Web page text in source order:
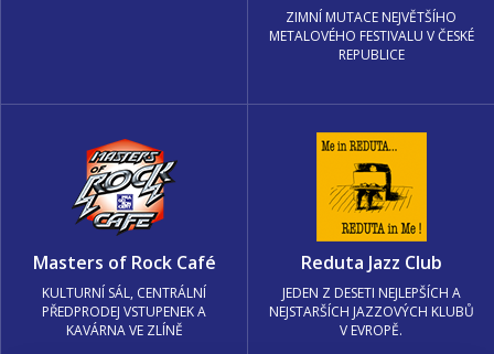
ZIMNÍ MUTACE NEJVĚTŠÍHO
METALOVÉHO FESTIVALU V ČESKÉ
REPUBLICE
Masters of Rock Café
KULTURNÍ SÁL, CENTRÁLNÍ
PŘEDPRODEJ VSTUPENEK A
KAVÁRNA VE ZLÍNĚ
Reduta Jazz Club
JEDEN Z DESETI NEJLEPŠÍCH A
NEJSTARŠÍCH JAZZOVÝCH KLUBŮ
V EVROPĚ.